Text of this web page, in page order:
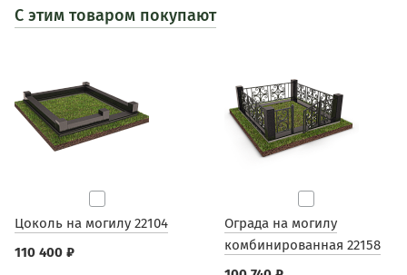
С этим товаром покупают
Цоколь на могилу 22104
110 400 ₽
Ограда на могилу
комбинированная 22158